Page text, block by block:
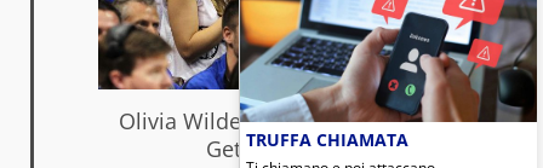
Olivia Wilde | © Jamie Squire/
Getty Images
TRUFFA CHIAMATA